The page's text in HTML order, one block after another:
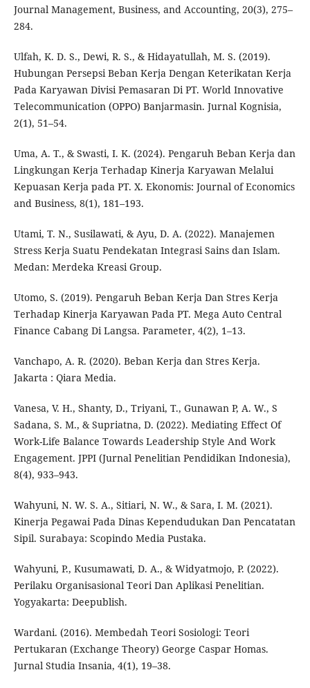
Journal Management, Business, and Accounting, 20(3), 275–
284.
Ulfah, K. D. S., Dewi, R. S., & Hidayatullah, M. S. (2019).
Hubungan Persepsi Beban Kerja Dengan Keterikatan Kerja
Pada Karyawan Divisi Pemasaran Di PT. World Innovative
Telecommunication (OPPO) Banjarmasin. Jurnal Kognisia,
2(1), 51–54.
Uma, A. T., & Swasti, I. K. (2024). Pengaruh Beban Kerja dan
Lingkungan Kerja Terhadap Kinerja Karyawan Melalui
Kepuasan Kerja pada PT. X. Ekonomis: Journal of Economics
and Business, 8(1), 181–193.
Utami, T. N., Susilawati, & Ayu, D. A. (2022). Manajemen
Stress Kerja Suatu Pendekatan Integrasi Sains dan Islam.
Medan: Merdeka Kreasi Group.
Utomo, S. (2019). Pengaruh Beban Kerja Dan Stres Kerja
Terhadap Kinerja Karyawan Pada PT. Mega Auto Central
Finance Cabang Di Langsa. Parameter, 4(2), 1–13.
Vanchapo, A. R. (2020). Beban Kerja dan Stres Kerja.
Jakarta : Qiara Media.
Vanesa, V. H., Shanty, D., Triyani, T., Gunawan P, A. W., S
Sadana, S. M., & Supriatna, D. (2022). Mediating Effect Of
Work-Life Balance Towards Leadership Style And Work
Engagement. JPPI (Jurnal Penelitian Pendidikan Indonesia),
8(4), 933–943.
Wahyuni, N. W. S. A., Sitiari, N. W., & Sara, I. M. (2021).
Kinerja Pegawai Pada Dinas Kependudukan Dan Pencatatan
Sipil. Surabaya: Scopindo Media Pustaka.
Wahyuni, P., Kusumawati, D. A., & Widyatmojo, P. (2022).
Perilaku Organisasional Teori Dan Aplikasi Penelitian.
Yogyakarta: Deepublish.
Wardani. (2016). Membedah Teori Sosiologi: Teori
Pertukaran (Exchange Theory) George Caspar Homas.
Jurnal Studia Insania, 4(1), 19–38.